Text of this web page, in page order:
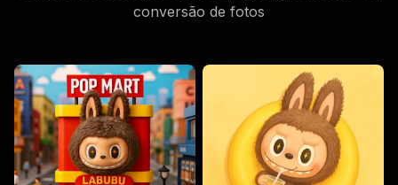
conversão de fotos